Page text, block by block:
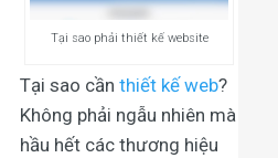
Tại sao phải thiết kế website
Tại sao cần thiết kế web?
Không phải ngẫu nhiên mà
hầu hết các thương hiệu